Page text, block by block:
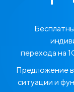
перехода на
Предложение
ситуации и